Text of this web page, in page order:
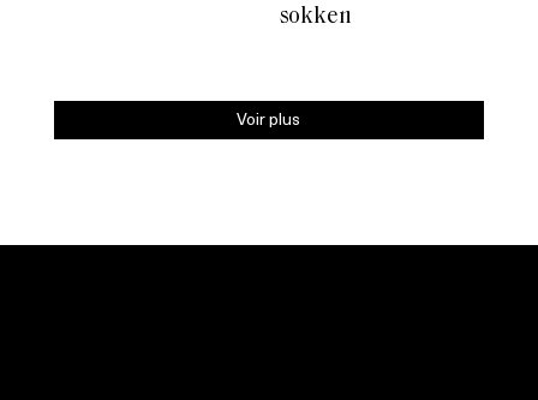
sokken
Voir plus